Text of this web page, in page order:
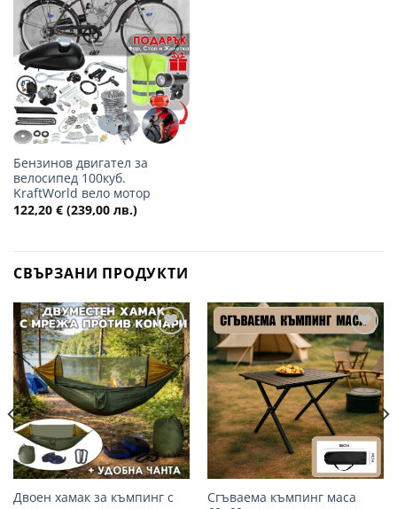
Добави
желани
Бензинов двигател за
велосипед 100куб.
KraftWorld вело мотор
122,20 € (239,00 лв.)
СВЪРЗАНИ ПРОДУКТИ
Добави
в
желани
Двоен хамак за къмпинг с
Добави
в
желани
Сгъваема къмпинг маса